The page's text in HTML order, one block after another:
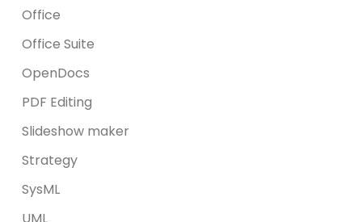
Office
Office Suite
OpenDocs
PDF Editing
Slideshow maker
Strategy
SysML